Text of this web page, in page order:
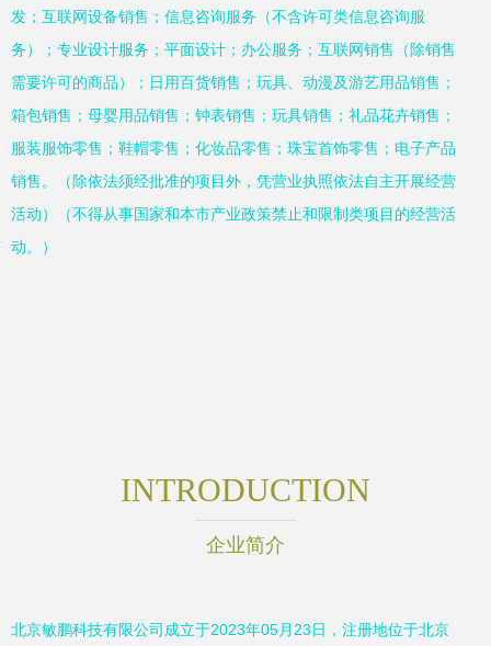
发；互联网设备销售；信息咨询服务（不含许可类信息咨询服
务）；专业设计服务；平面设计；办公服务；互联网销售（除销售
需要许可的商品）；日用百货销售；玩具、动漫及游艺用品销售；
箱包销售；母婴用品销售；钟表销售；玩具销售；礼品花卉销售；
服装服饰零售；鞋帽零售；化妆品零售；珠宝首饰零售；电子产品
销售。（除依法须经批准的项目外，凭营业执照依法自主开展经营
活动）（不得从事国家和本市产业政策禁止和限制类项目的经营活
动。）
INTRODUCTION
企业简介
北京敏鹏科技有限公司成立于2023年05月23日，注册地位于北京